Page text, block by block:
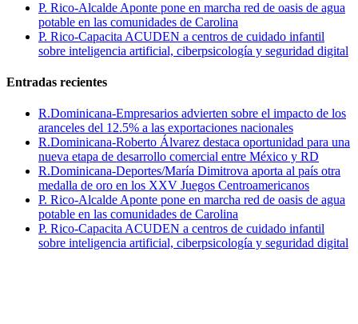
P. Rico-Alcalde Aponte pone en marcha red de oasis de agua
potable en las comunidades de Carolina
P. Rico-Capacita ACUDEN a centros de cuidado infantil
sobre inteligencia artificial, ciberpsicología y seguridad digital
Entradas recientes
R.Dominicana-Empresarios advierten sobre el impacto de los
aranceles del 12.5% a las exportaciones nacionales
R.Dominicana-Roberto Álvarez destaca oportunidad para una
nueva etapa de desarrollo comercial entre México y RD
R.Dominicana-Deportes/María Dimitrova aporta al país otra
medalla de oro en los XXV Juegos Centroamericanos
P. Rico-Alcalde Aponte pone en marcha red de oasis de agua
potable en las comunidades de Carolina
P. Rico-Capacita ACUDEN a centros de cuidado infantil
sobre inteligencia artificial, ciberpsicología y seguridad digital